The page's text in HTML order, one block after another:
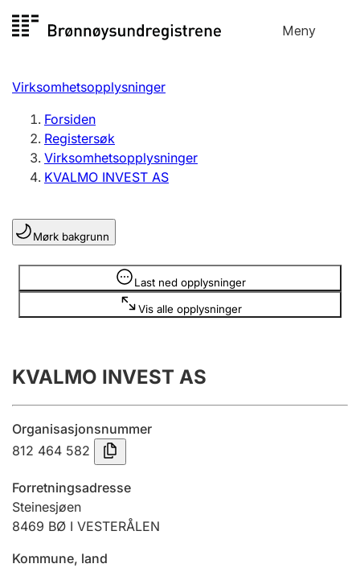
til
Meny
Registersøk
Aksjeselskap
Enkeltpersonforetak
Registrere, endre, slette
Lag og forening
Registrere, endre, slette
Årsregnskap
Innsending og forsinkelsesgebyr
Tinglysing
Jeger
Virksomhetsopplysninger
Forsiden
Registersøk
Virksomhetsopplysninger
KVALMO INVEST AS
Mørk bakgrunn
Last ned opplysninger
Vis alle opplysninger
Opplysninger er skjult
KVALMO INVEST AS
Organisasjonsnummer
812 464 582
Forretningsadresse
Steinesjøen
8469 BØ I VESTERÅLEN
Kommune, land